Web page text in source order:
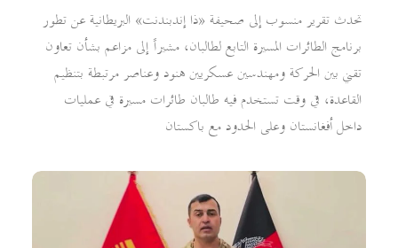
تحدث تقرير منسوب إلى صحيفة «ذا إندبندنت» البريطانية عن تطور
برنامج الطائرات المسيرة التابع لطالبان، مشيراً إلى مزاعم بشأن تعاون
تقني بين الحركة ومهندسين عسكريين هنود وعناصر مرتبطة بتنظيم
القاعدة، في وقت تستخدم فيه طالبان طائرات مسيرة في عمليات
داخل أفغانستان وعلى الحدود مع باكستان